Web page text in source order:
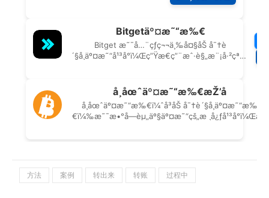
方法 案例 转出来 转账 过程中